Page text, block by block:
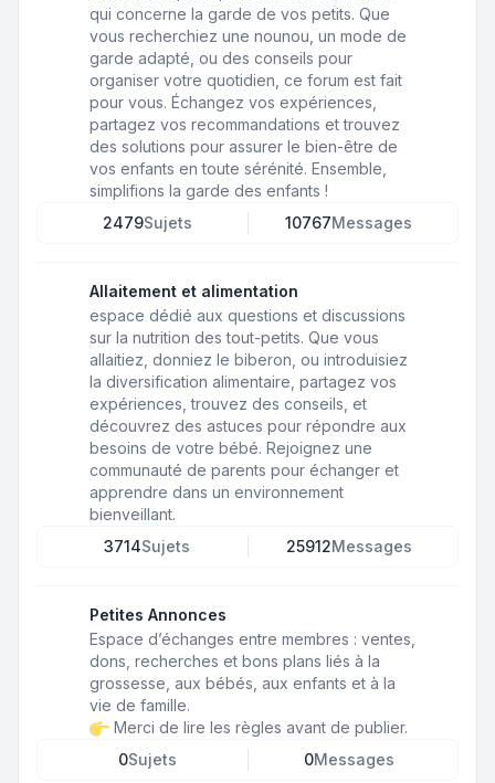
qui concerne la garde de vos petits. Que
vous recherchiez une nounou, un mode de
garde adapté, ou des conseils pour
organiser votre quotidien, ce forum est fait
pour vous. Échangez vos expériences,
partagez vos recommandations et trouvez
des solutions pour assurer le bien-être de
vos enfants en toute sérénité. Ensemble,
simplifions la garde des enfants !
2479Sujets 10767Messages
Allaitement et alimentation
espace dédié aux questions et discussions
sur la nutrition des tout-petits. Que vous
allaitiez, donniez le biberon, ou introduisiez
la diversification alimentaire, partagez vos
expériences, trouvez des conseils, et
découvrez des astuces pour répondre aux
besoins de votre bébé. Rejoignez une
communauté de parents pour échanger et
apprendre dans un environnement
bienveillant.
3714Sujets 25912Messages
Petites Annonces
Espace d’échanges entre membres : ventes,
dons, recherches et bons plans liés à la
grossesse, aux bébés, aux enfants et à la
vie de famille.
Merci de lire les règles avant de publier.
0Sujets 0Messages